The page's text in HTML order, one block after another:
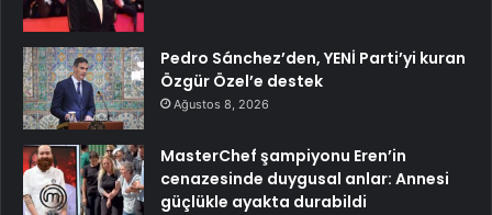
Pedro Sánchez’den, YENİ Parti’yi kuran
Özgür Özel’e destek
Ağustos 8, 2026
MasterChef şampiyonu Eren’in
cenazesinde duygusal anlar: Annesi
güçlükle ayakta durabildi